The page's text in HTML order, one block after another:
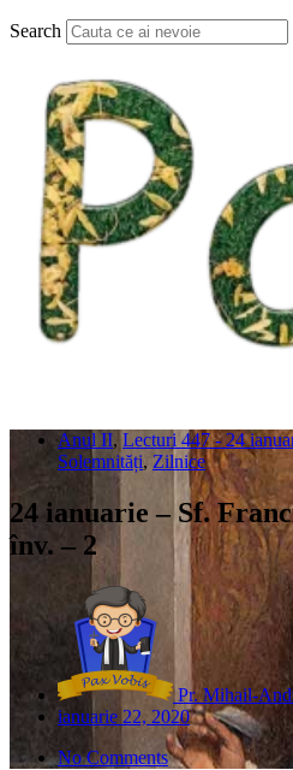
Search
Anul II, Lecturi 447 - 24
Solemnități, Zilnice
24 ianuarie – Sf.
înv. – 2
Pr. Mihail-
ianuarie 22, 2020
No Comments